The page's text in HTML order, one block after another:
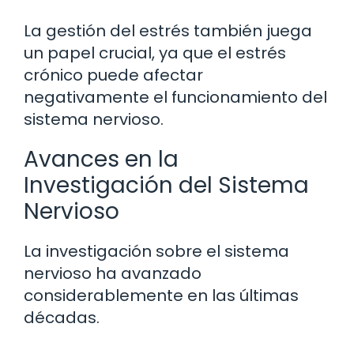
La gestión del estrés también juega
un papel crucial, ya que el estrés
crónico puede afectar
negativamente el funcionamiento del
sistema nervioso.
Avances en la
Investigación del Sistema
Nervioso
La investigación sobre el sistema
nervioso ha avanzado
considerablemente en las últimas
décadas.